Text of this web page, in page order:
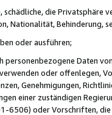
die Privatsphäre
Nationalität, Behinderung,
oder ausführen;
personenbezogene Daten
oder offenlegen,
Genehmigungen,
einer zuständigen
6506) oder Vorschriften,